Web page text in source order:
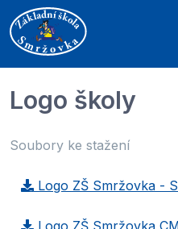
Logo školy
Soubory ke stažení
Logo ZŠ Smržovka -
Logo ZŠ Smržovka